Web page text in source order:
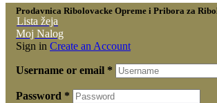
Prodavnica Ribolovacke Opreme i Pribora za
Lista žeja
Moj Nalog
Sign in Create an Account
Username or email *
Password *